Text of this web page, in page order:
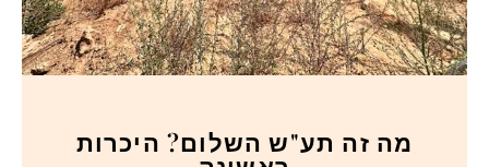
מה זה תע"ש השלום? היכרות